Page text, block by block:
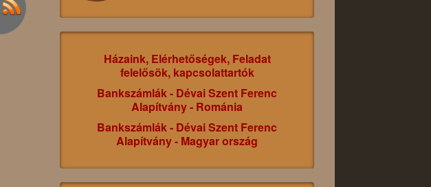
Házaink, Elérhetőségek, Feladat
felelősök, kapcsolattartók
Bankszámlák - Dévai Szent Ferenc
Alapítvány - Románia
Bankszámlák - Dévai Szent Ferenc
Alapítvány - Magyar ország